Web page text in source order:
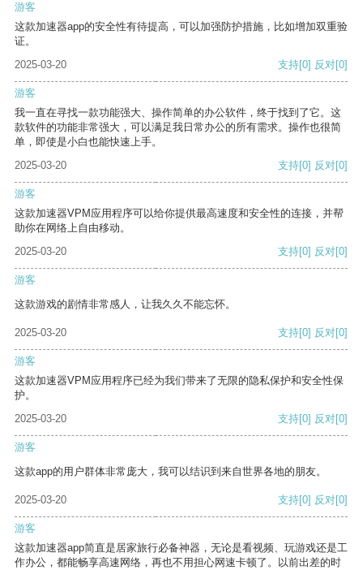
游客
这款加速器app的安全性有待提高，可以加强防护措施，比如增加双重验
证。
2025-03-20
支持[0] 反对[0]
游客
我一直在寻找一款功能强大、操作简单的办公软件，终于找到了它。这
款软件的功能非常强大，可以满足我日常办公的所有需求。操作也很简
单，即使是小白也能快速上手。
2025-03-20
支持[0] 反对[0]
游客
这款加速器VPM应用程序可以给你提供最高速度和安全性的连接，并帮
助你在网络上自由移动。
2025-03-20
支持[0] 反对[0]
游客
这款游戏的剧情非常感人，让我久久不能忘怀。
2025-03-20 支持[0] 反对[0]
游客
这款加速器VPM应用程序已经为我们带来了无限的隐私保护和安全性保
护。
2025-03-20
支持[0] 反对[0]
游客
这款app的用户群体非常庞大，我可以结识到来自世界各地的朋友。
2025-03-20 支持[0] 反对[0]
游客
这款加速器app简直是居家旅行必备神器，无论是看视频、玩游戏还是工
作办公，都能畅享高速网络，再也不用担心网速卡顿了。以前出差的时